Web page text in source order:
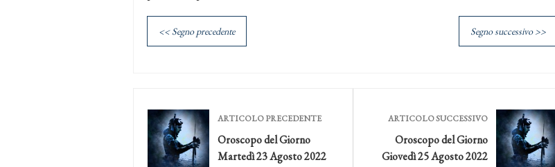
<< Segno precedente Segno successivo >>
ARTICOLO PRECEDENTE
Oroscopo del Giorno
Martedì 23 Agosto 2022
ARTICOLO SUCCESSIVO
Oroscopo del Giorno
Giovedì 25 Agosto 2022